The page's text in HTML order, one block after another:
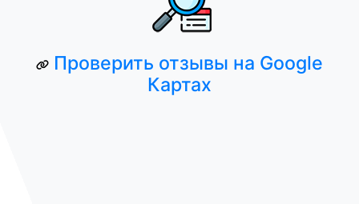
Проверить отзывы на Google
Картах